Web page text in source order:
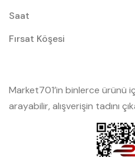
Saat
Fırsat Köşesi
Market701’in binlerce ürünü
arayabilir, alışverişin tadını